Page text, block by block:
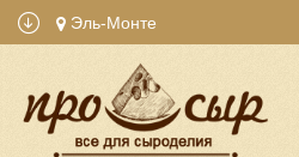
Эль-Монте